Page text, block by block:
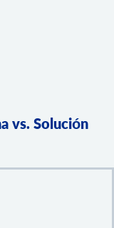
vs. Solución